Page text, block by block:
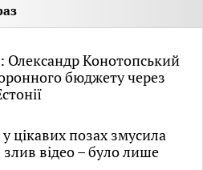
Олександр Конотопський
бюджету через
цікавих позах змусила
відео – було лише